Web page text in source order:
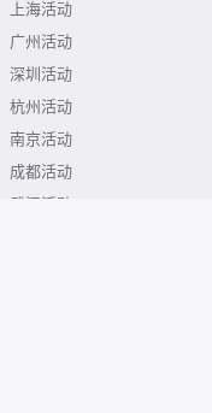
上海活动
广州活动
深圳活动
杭州活动
南京活动
成都活动